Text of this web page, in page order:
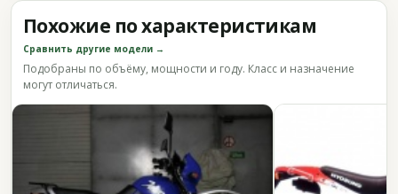
Похожие по характеристикам
Сравнить другие модели →
Подобраны по объёму, мощности и году. Класс и назначение
могут отличаться.